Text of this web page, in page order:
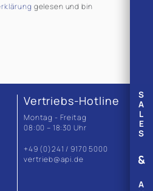
S
A
L
E
S
&
A
gelesen und bin
Vertriebs-Hotline
Montag - Freitag
08:00 – 18:30 Uhr
+49 (0)241 / 9170 5000
vertrieb@api.de